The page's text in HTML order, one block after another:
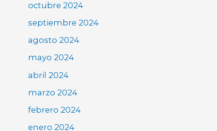
octubre 2024
septiembre 2024
agosto 2024
mayo 2024
abril 2024
marzo 2024
febrero 2024
enero 2024